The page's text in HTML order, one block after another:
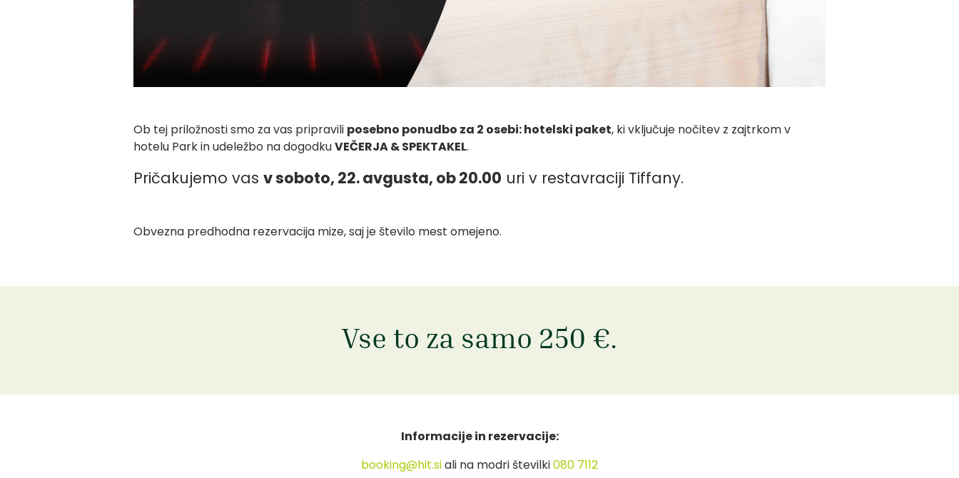
Ob tej priložnosti smo za vas pripravili posebno ponudbo za 2 osebi: hotelski paket, ki vključuje nočitev z zajtrkom v
hotelu Park in udeležbo na dogodkuVEČERJA & SPEKTAKEL.
Pričakujemo vas v soboto, 22. avgusta, ob 20.00 uri v restavraciji Tiffany.
Obvezna predhodna rezervacija mize, saj je število mest omejeno.
Vse to za samo 250 €.
Informacije in rezervacije:
booking@hit.siali na modri številki080 7112